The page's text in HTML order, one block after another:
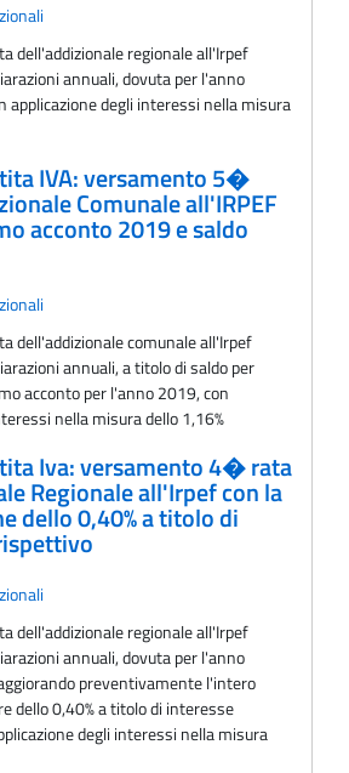
dell'addizionale regionale all'Irpef
annuali, dovuta per l'anno
applicazione degli interessi nella misura
IVA: versamento 5�
Comunale all'IRPEF
acconto 2019 e saldo
dell'addizionale comunale all'Irpef
annuali, a titolo di saldo per
acconto per l'anno 2019, con
nella misura dello 1,16%
Iva: versamento 4� rata
Regionale all'Irpef con la
dello 0,40% a titolo di
dell'addizionale regionale all'Irpef
annuali, dovuta per l'anno
preventivamente l'intero
dello 0,40% a titolo di interesse
degli interessi nella misura